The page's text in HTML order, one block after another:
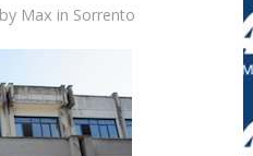
by Max in Sorrento